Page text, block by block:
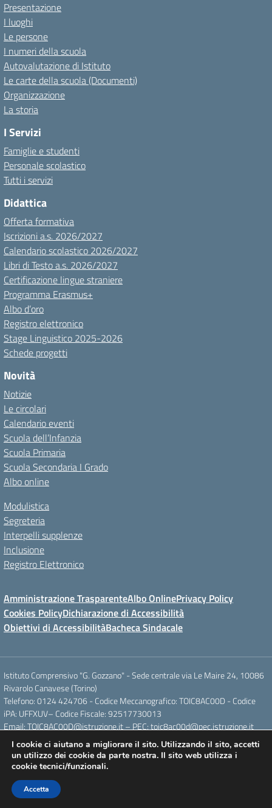
Presentazione
I luoghi
Le persone
I numeri della scuola
Autovalutazione di Istituto
Le carte della scuola (Documenti)
Organizzazione
La storia
I Servizi
Famiglie e studenti
Personale scolastico
Tutti i servizi
Didattica
Offerta formativa
Iscrizioni a.s. 2026/2027
Calendario scolastico 2026/2027
Libri di Testo a.s. 2026/2027
Certificazione lingue straniere
Programma Erasmus+
Albo d’oro
Registro elettronico
Stage Linguistico 2025-2026
Schede progetti
Novità
Notizie
Le circolari
Calendario eventi
Scuola dell’Infanzia
Scuola Primaria
Scuola Secondaria I Grado
Albo online
Modulistica
Segreteria
Interpelli supplenze
Inclusione
Registro Elettronico
Amministrazione TrasparenteAlbo OnlinePrivacy Policy
Cookies PolicyDichiarazione di Accessibilità
Obiettivi di AccessibilitàBacheca Sindacale
Istituto Comprensivo "G. Gozzano" - Sede centrale via Le Maire 24, 10086
Rivarolo Canavese (Torino)
Telefono: 0124 424706 - Codice Meccanografico: TOIC8AC00D - Codice
iPA: UFFXUV– Codice Fiscale: 92517730013
Email: TOIC8AC00D@istruzione.it – PEC: toic8ac00d@pec.istruzione.it
Concept & Design by Designers Italia
I cookie ci aiutano a migliorare il sito. Utilizzando il sito, accetti
un utilizzo dei cookie da parte nostra. Il sito web utilizza i
cookie tecnici/funzionali.
Accetta